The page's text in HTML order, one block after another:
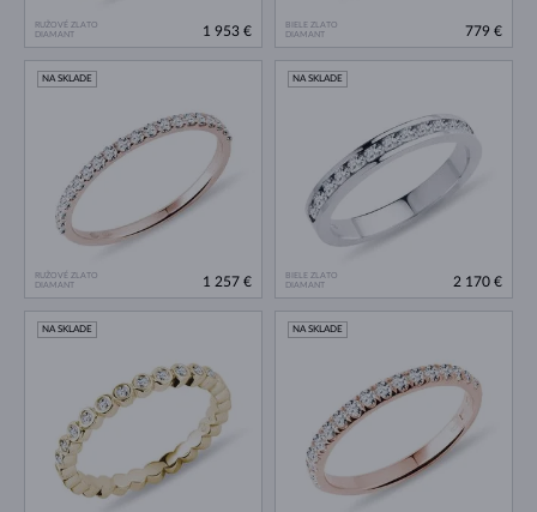
RUŽOVÉ ZLATO
DIAMANT
1 953 €
BIELE ZLATO
DIAMANT
779 €
RUŽOVÉ ZLATO
DIAMANT
NA SKLADE
1 257 €
BIELE ZLATO
DIAMANT
NA SKLADE
2 170 €
NA SKLADE NA SKLADE